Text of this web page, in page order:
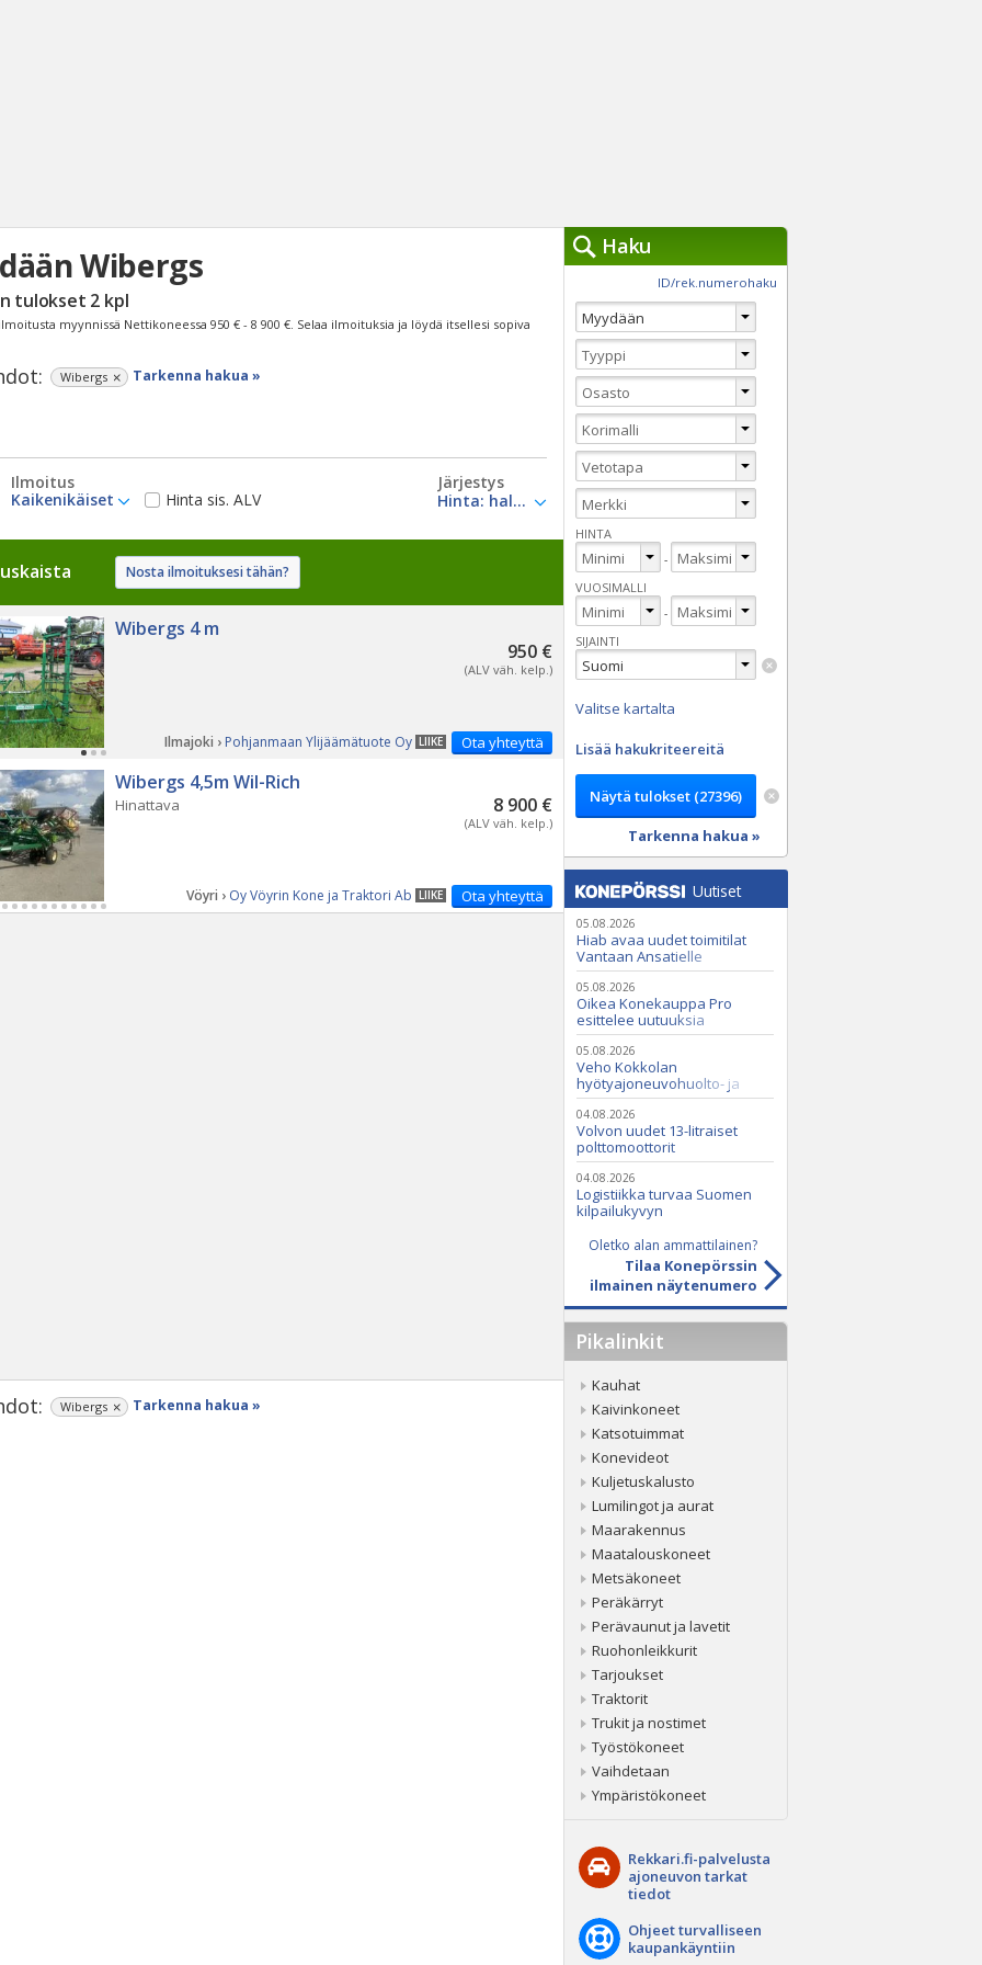
Wibergs
tulokset 2 kpl
ilmoitusta myynnissä Nettikoneessa 950 € - 8 900 €. Selaa ilmoituksia ja löydä itsellesi sopiva
Wibergs Tarkenna hakua »
Ilmoitus
Kaikenikäiset
Hinta sis. ALV
Järjestys
Nosta ilmoituksesi tähän?
Wibergs 4 m
950 €
(ALV väh. kelp.)
Ota yhteyttä
LIIKE
Ilmajoki › Pohjanmaan Ylijäämätuote Oy
Wibergs 4,5m Wil-Rich
8 900 €
(ALV väh. kelp.)
Hinattava
Ota yhteyttä
LIIKE
Vöyri › Oy Vöyrin Kone ja Traktori Ab
Wibergs Tarkenna hakua »
Haku
Tyhjennä haut
ID/rek.numerohaku
HINTA
-
VUOSIMALLI
-
SIJAINTI
Valitse kartalta
Lisää hakukriteereitä
Tarkenna hakua »
Uutiset
05.08.2026
Hiab avaa uudet toimitilat
Vantaan Ansatielle
05.08.2026
Oikea Konekauppa Pro
esittelee uutuuksia
ammattikäyttöön
05.08.2026
Veho Kokkolan
hyötyajoneuvohuolto- ja
varaosatoiminnot Q2 Service
Oy:lle lokakuussa
04.08.2026
Volvon uudet 13-litraiset
polttomoottorit
04.08.2026
Logistiikka turvaa Suomen
kilpailukyvyn
Oletko alan ammattilainen?
Tilaa Konepörssin
ilmainen näytenumero
Pikalinkit
Kauhat
Kaivinkoneet
Katsotuimmat
Konevideot
Kuljetuskalusto
Lumilingot ja aurat
Maarakennus
Maatalouskoneet
Metsäkoneet
Peräkärryt
Perävaunut ja lavetit
Ruohonleikkurit
Tarjoukset
Traktorit
Trukit ja nostimet
Työstökoneet
Vaihdetaan
Ympäristökoneet
Rekkari.fi-palvelusta
ajoneuvon tarkat
tiedot
Ohjeet turvalliseen
kaupankäyntiin